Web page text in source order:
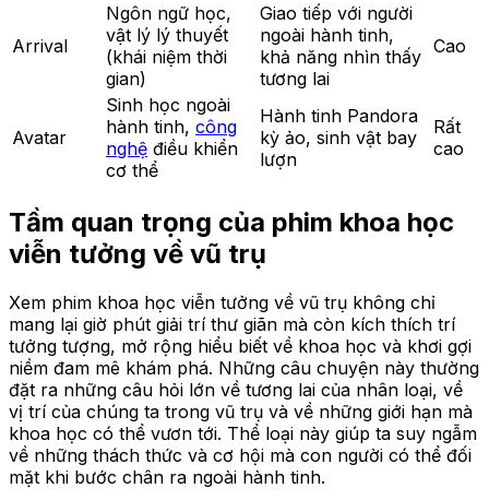
Arrival
Ngôn ngữ học,
vật lý lý thuyết
(khái niệm thời
gian)
Giao tiếp với người
ngoài hành tinh,
khả năng nhìn thấy
tương lai
Cao
Avatar
Sinh học ngoài
hành tinh, công
nghệ điều khiển
cơ thể
Hành tinh Pandora
kỳ ảo, sinh vật bay
lượn
Rất
cao
Tầm quan trọng của phim khoa học
viễn tưởng về vũ trụ
Xem phim khoa học viễn tưởng về vũ trụ không chỉ
mang lại giờ phút giải trí thư giãn mà còn kích thích trí
tưởng tượng, mở rộng hiểu biết về khoa học và khơi gợi
niềm đam mê khám phá. Những câu chuyện này thường
đặt ra những câu hỏi lớn về tương lai của nhân loại, về
vị trí của chúng ta trong vũ trụ và về những giới hạn mà
khoa học có thể vươn tới. Thể loại này giúp ta suy ngẫm
về những thách thức và cơ hội mà con người có thể đối
mặt khi bước chân ra ngoài hành tinh.